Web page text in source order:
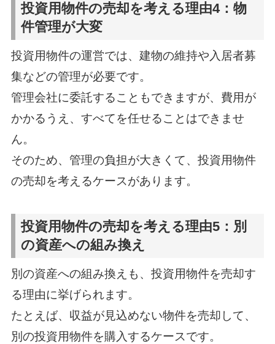
投資用物件の売却を考える理由4：物
件管理が大変
投資用物件の運営では、建物の維持や入居者募
集などの管理が必要です。
管理会社に委託することもできますが、費用が
かかるうえ、すべてを任せることはできませ
ん。
そのため、管理の負担が大きくて、投資用物件
の売却を考えるケースがあります。
投資用物件の売却を考える理由5：別
の資産への組み換え
別の資産への組み換えも、投資用物件を売却す
る理由に挙げられます。
たとえば、収益が見込めない物件を売却して、
別の投資用物件を購入するケースです。